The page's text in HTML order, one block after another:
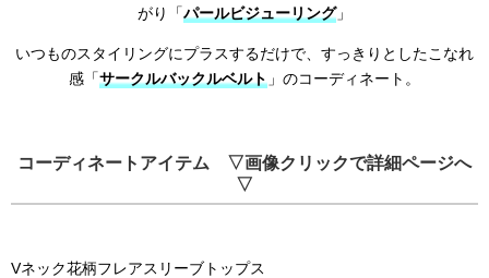
がり「 パールビジューリング」
いつものスタイリングにプラスするだけで、すっきりとしたこなれ
感「 サークルバックルベルト」のコーディネート。
コーディネートアイテム ▽画像クリックで詳細ページへ
▽
Vネック花柄フレアスリーブトップス